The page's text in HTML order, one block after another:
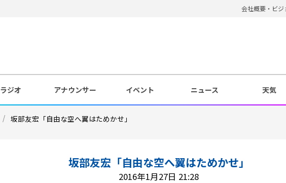
会社概要・ビジ
ラジオ アナウンサー イベント ニュース 天気
坂部友宏「自由な空へ翼はためかせ」
坂部友宏「自由な空へ翼はためかせ」
2016年1月27日 21:28